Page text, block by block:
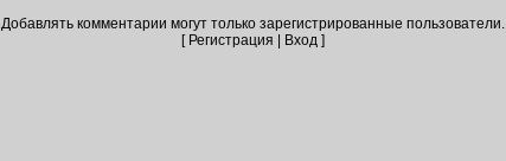
Добавлять комментарии могут только зарегистрированные пользователи.
[ Регистрация Вход]